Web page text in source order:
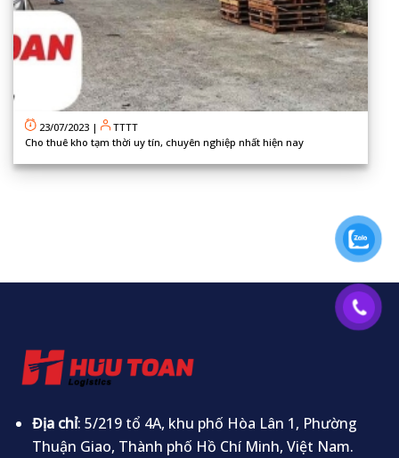
23/07/2023 |
TTTT
Cho thuê kho tạm thời uy tín, chuyên nghiệp nhất hiện nay
Địa chỉ: 5/219 tổ 4A, khu phố Hòa Lân 1, Phường
Thuận Giao, Thành phố Hồ Chí Minh, Việt Nam.